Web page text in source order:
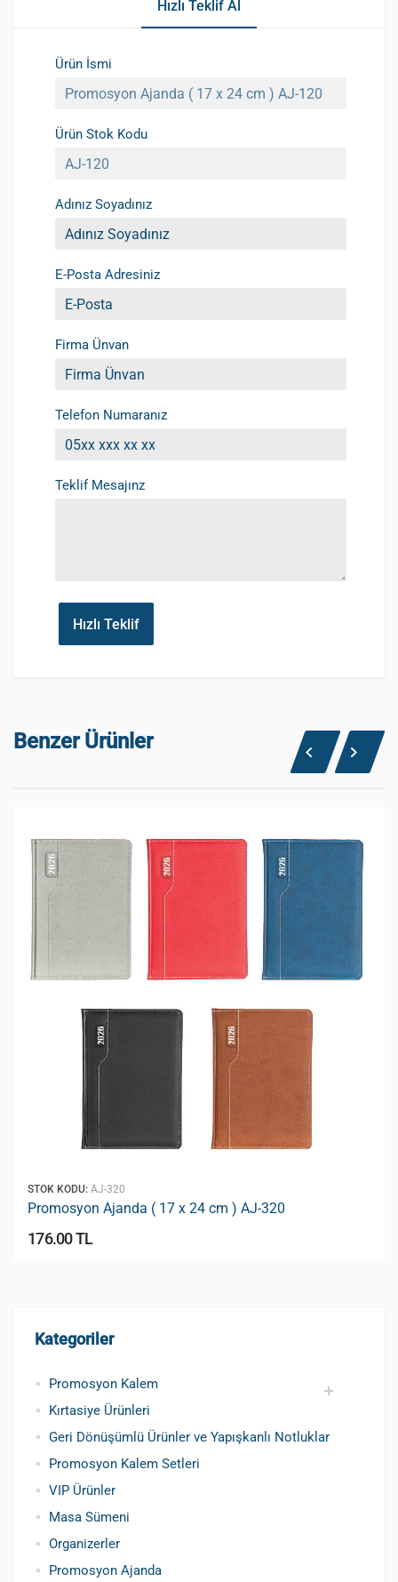
Kategoriler
Promosyon Kalem
Promosyon Metal Kalem
Promosyon Roller Kalem
Promosyon Dokunmatik Kalem
Promosyon Plastik Kalem
Geri Dönüşümlü ve Tohumlu Kalemler
Promosyon Fosforlu Kalem
Kursun Kalemler
Kırtasiye Ürünleri
Geri Dönüşümlü Ürünler ve Yapışkanlı Notluklar
Promosyon Kalem Setleri
VIP Ürünler
Masa Sümeni
Organizerler
Promosyon Ajanda
Hızlı Teklif Al
Ürün İsmi
Ürün Stok Kodu
Adınız Soyadınız
E-Posta Adresiniz
Firma Ünvan
Telefon Numaranız
Teklif Mesajınz
Hızlı Teklif
Benzer Ürünler
STOK KODU: AJ-320
Promosyon Ajanda ( 17 x 24 cm ) AJ-320
176.00 TL